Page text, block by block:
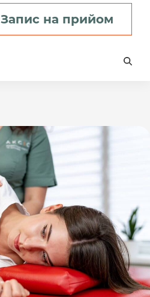
Запис на прийом